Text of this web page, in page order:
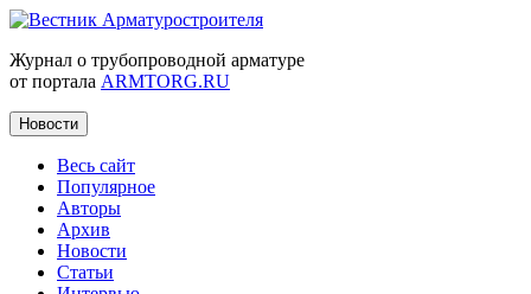
Журнал о трубопроводной арматуре
от портала ARMTORG.RU
Новости
Весь сайт
Популярное
Авторы
Архив
Новости
Статьи